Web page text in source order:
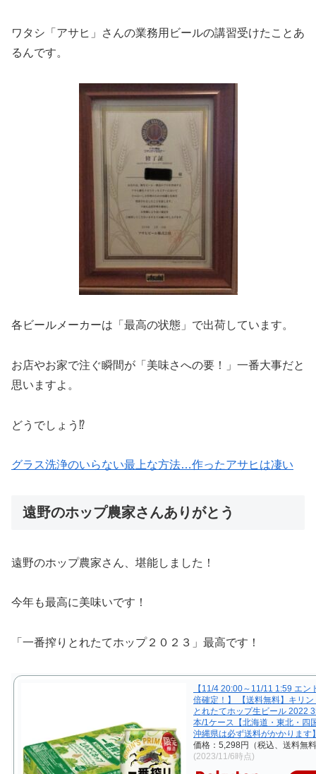
ワタシ「アサヒ」さんの業務用ビールの講習受けたことあ
るんです。
各ビールメーカーは「最高の状態」で出荷しています。
お店やお家で注ぐ瞬間が「美味さへの要！」一番大事だと
思いますよ。
どうでしょう⁉︎
グラス洗浄のいらない最上な方法…作ったアサヒは凄い
遠野のホップ農家さんありがとう
遠野のホップ農家さん、堪能しました！
今年も最高に美味いです！
「一番搾りとれたてホップ２０２３」最高です！
【11/4 20:00～11/11 1:59 エン
倍確定！】 【送料無料】キリン
とれたてホップ生ビール 2022
本/1ケース【北海道・東北・四
沖縄県は必ず送料がかかります
価格：5,298円（税込、送料無
(2023/11/6時点)